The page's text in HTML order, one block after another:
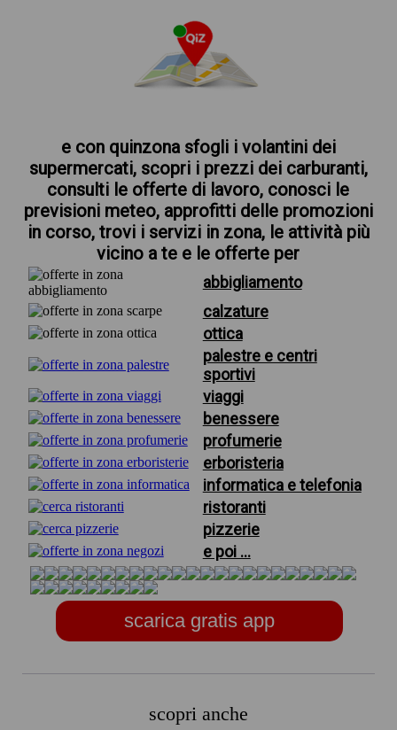
e con quinzona sfogli i volantini dei
supermercati, scopri i prezzi dei carburanti,
consulti le offerte di lavoro, conosci le
previsioni meteo, approfitti delle promozioni
in corso, trovi i servizi in zona, le attività più
vicino a te e le offerte per
abbigliamento
calzature
ottica
palestre e centri
sportivi
viaggi
benessere
profumerie
erboristeria
informatica e telefonia
ristoranti
pizzerie
e poi ...
scarica gratis app
scopri anche